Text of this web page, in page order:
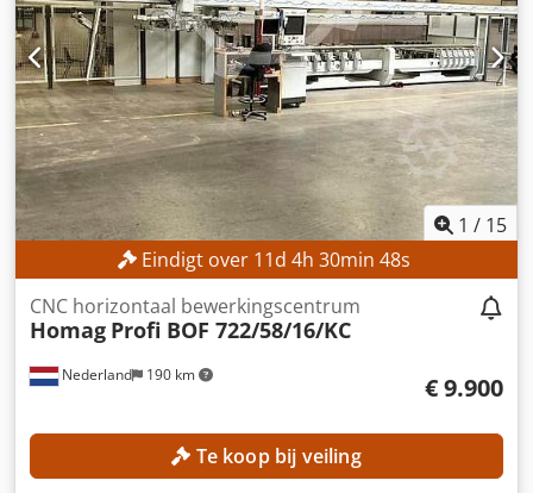
documentatie op USB-stick Gebruikerssleutels/licenties CE-
markering Zaageenheid Deursluitingsschakelaar
Veiligheidslichtgordijn Boorgereedschap
1 / 15
Eindigt over 11d 4h 30min 45s
Nederland 190 km
CNC horizontaal bewerkingscentrum
Homag Profi BOF 722/58/16/KC
€ 9.900
Te koop bij veiling